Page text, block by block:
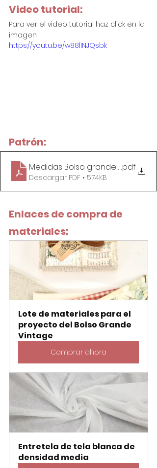
Video tutorial:
Para ver el video tutorial haz click en la
imagen.
https://youtu.be/w88lINJQsbk
Patrón:
Medidas Bolso grande Vintage
.pdf
Descargar PDF • 574KB
Enlaces de compra de
materiales:
Lote de materiales para el
proyecto del Bolso Grande
Vintage
Comprar ahora
Entretela de tela blanca de
densidad media